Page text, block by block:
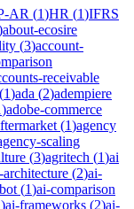
AR (1)HR (1)IFRS
about-ecosire
(3)account-
receivable
(1)ada (2)adempiere
)adobe-commerce
(1)agency
scaling
(3)agritech (1)ai
architecture (2)ai-
(1)ai-comparison
)ai-frameworks (2)ai-